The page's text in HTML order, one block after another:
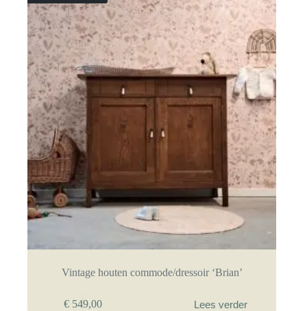
Vintage houten commode/dressoir ‘Brian’
€549,00 Lees verder